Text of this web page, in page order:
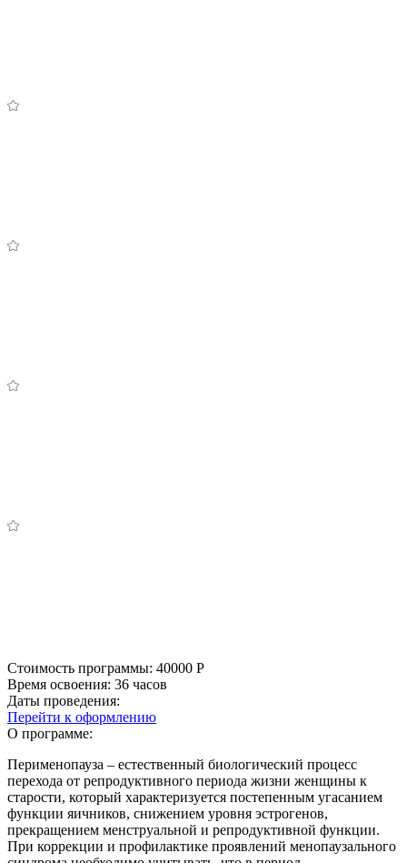
Стоимость программы: 40000 Р
Время освоения: 36 часов
Даты проведения:
Перейти к оформлению
О программе:
Перименопауза – естественный биологический процесс
перехода от репродуктивного периода жизни женщины к
старости, который характеризуется постепенным угасанием
функции яичников, снижением уровня эстрогенов,
прекращением менструальной и репродуктивной функции.
При коррекции и профилактике проявлений менопаузального